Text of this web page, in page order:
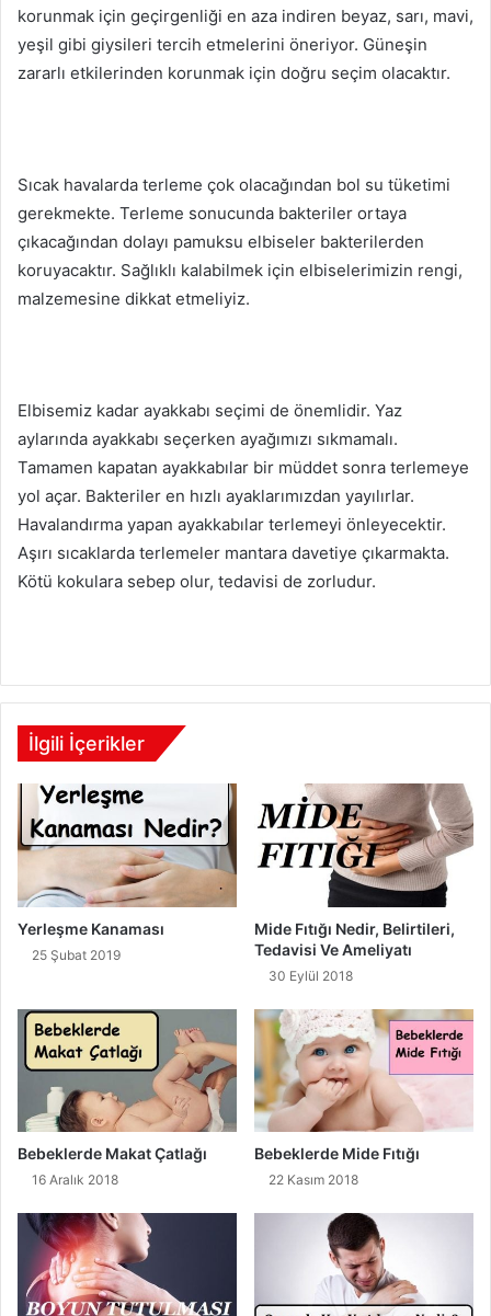
korunmak için geçirgenliği en aza indiren beyaz, sarı, mavi,
yeşil gibi giysileri tercih etmelerini öneriyor. Güneşin
zararlı etkilerinden korunmak için doğru seçim olacaktır.
Sıcak havalarda terleme çok olacağından bol su tüketimi
gerekmekte. Terleme sonucunda bakteriler ortaya
çıkacağından dolayı pamuksu elbiseler bakterilerden
koruyacaktır. Sağlıklı kalabilmek için elbiselerimizin rengi,
malzemesine dikkat etmeliyiz.
Elbisemiz kadar ayakkabı seçimi de önemlidir. Yaz
aylarında ayakkabı seçerken ayağımızı sıkmamalı.
Tamamen kapatan ayakkabılar bir müddet sonra terlemeye
yol açar. Bakteriler en hızlı ayaklarımızdan yayılırlar.
Havalandırma yapan ayakkabılar terlemeyi önleyecektir.
Aşırı sıcaklarda terlemeler mantara davetiye çıkarmakta.
Kötü kokulara sebep olur, tedavisi de zorludur.
İlgili İçerikler
Yerleşme Kanaması
25 Şubat 2019
Mide Fıtığı Nedir, Belirtileri,
Tedavisi Ve Ameliyatı
30 Eylül 2018
Bebeklerde Makat Çatlağı
16 Aralık 2018
Bebeklerde Mide Fıtığı
22 Kasım 2018